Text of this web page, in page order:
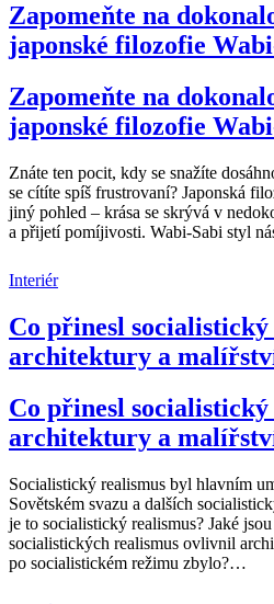
Zapomeňte na
japonské filozofie
Zapomeňte na
japonské filozofie
Znáte ten pocit, kdy se snažíte
se cítíte spíš frustrovaní? Japonská
jiný pohled – krása se skrývá v
a přijetí pomíjivosti. Wabi-Sabi styl
Interiér
Co přinesl socialistický
architektury a
Co přinesl socialistický
architektury a
Socialistický realismus byl hlavním
Sovětském svazu a dalších
je to socialistický realismus? Jaké
socialistických realismus ovlivnil
po socialistickém režimu zbylo?…